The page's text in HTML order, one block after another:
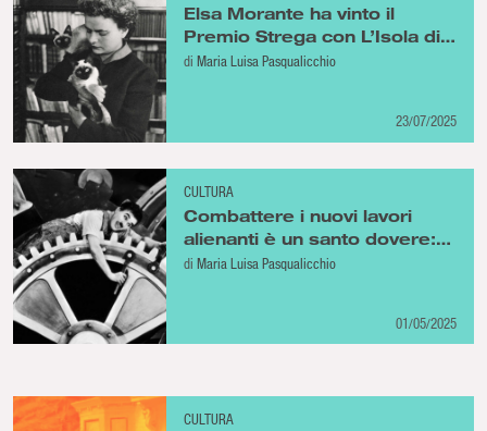
Elsa Morante ha vinto il
Premio Strega con L’Isola di
Arturo ma non ha scritto solo
diMaria Luisa Pasqualicchio
23/07/2025
CULTURA
Combattere i nuovi lavori
alienanti è un santo dovere:
lo stato di grazia della lotta
diMaria Luisa Pasqualicchio
01/05/2025
CULTURA